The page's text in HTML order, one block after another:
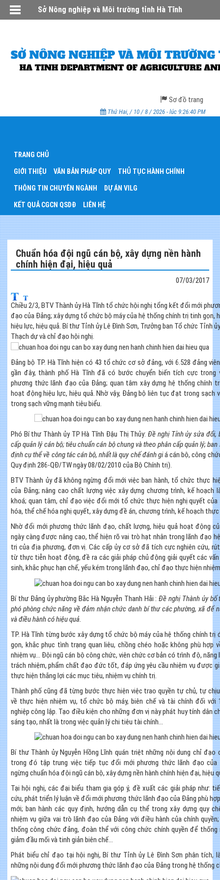
Sở Nông nghiệp và Môi trường tỉnh Hà Tĩnh
Sơ đồ trang
Thứ Hai, / 10 / 8 / 2026 - lúc 9:26:40 PM
TRANG CHỦ
GIỚI THIỆU VĂN BẢN PHÁP QUY THỦ TỤC HÀNH CHÍNH
THÔNG TIN CHUYÊN NGÀNH DỰ ÁN VILG
KẾT QUẢ CGCN QSDĐ LIÊN HỆ
Chuẩn hóa đội ngũ cán bộ, xây dựng nền hành
chính hiện đại, hiệu quả
07/03/2017
Chiều 2/3, BTV Thành ủy Hà Tĩnh tổ chức hội nghị tổng kết đổi mới
đạo của Đảng; xây dựng tổ chức bộ máy của hệ thống chính trị tinh gọn,
hiệu lực, hiệu quả. Bí thư Tỉnh ủy Lê Đình Sơn, Trưởng ban Tổ chức Tỉnh
Thạch dự và chỉ đạo hội nghị.
Đảng bộ TP. Hà Tĩnh hiện có 43 tổ chức cơ sở đảng, với 6.528 đảng
gần đây, thành phố Hà Tĩnh đã có bước chuyển biến tích cực trong
phương thức lãnh đạo của Đảng; quan tâm xây dựng hệ thống chính
hoạt động hiệu lực, hiệu quả. Nhờ vậy, Đảng bộ liên tục đạt trong sạch
trong sạch vững mạnh tiêu biểu.
Phó Bí thư Thành ủy TP Hà Tĩnh Đậu Thị Thủy:Đề nghị Tỉnh ủy sửa đổi,
cấp quản lý cán bộ; tiêu chuẩn cán bộ chung và theo phân cấp quản lý;
định cụ thể về công tác cán bộ, nhất là quy chế đánh giá cán bộ, công
Quy định 286-QĐ/TW ngày 08/02/2010 của Bộ Chính trị).
BTV Thành ủy đã không ngừng đổi mới việc ban hành, tổ chức thực
của Đảng; nâng cao chất lượng việc xây dựng chương trình, kế hoạch
khoá; quan tâm, chỉ đạo việc đổi mới tổ chức thực hiện nghị quyết của
hóa, thể chế hóa nghị quyết, xây dựng đề án, chương trình, kế hoạch
Nhờ đổi mới phương thức lãnh đạo, chất lượng, hiệu quả hoạt động
ngày càng được nâng cao, thể hiện rõ vai trò hạt nhân trong lãnh đạo
trị của địa phương, đơn vị. Các cấp ủy cơ sở đã tích cực nghiên cứu,
từ thực tiễn hoạt động, đề ra các giải pháp chủ động giải quyết các
sinh, khắc phục hạn chế, yếu kém trong lãnh đạo, chỉ đạo thực hiện
Bí thư Đảng ủy phường Bắc Hà Nguyễn Thanh Hải:Đề nghị Thành ủy bố
phó phòng chức năng về đảm nhận chức danh bí thư các phường, xã để
và điều hành có hiệu quả.
TP. Hà Tĩnh từng bước xây dựng tổ chức bộ máy của hệ thống chính trị
gọn, khắc phục tình trạng quan liêu, chồng chéo hoặc không phù hợp
nhiệm vụ… Đội ngũ cán bộ công chức, viên chức cơ bản có trình độ,
trách nhiệm, phẩm chất đạo đức tốt, đáp ứng yêu cầu nhiệm vụ được
thực hiện thắng lợi các mục tiêu, nhiệm vụ chính trị.
Thành phố cũng đã từng bước thực hiện việc trao quyền tự chủ, tự
về thực hiện nhiệm vụ, tổ chức bộ máy, biên chế và tài chính đối với
nghiệp công lập. Tạo điều kiện cho những đơn vị này phát huy tính dân
sáng tạo, nhất là trong việc quản lý chi tiêu tài chính...
Bí thư Thành ủy Nguyễn Hồng Lĩnh quán triệt những nội dung chỉ đạo
trong đó tập trung việc tiếp tục đổi mới phương thức lãnh đạo của
ngừng chuẩn hóa đội ngũ cán bộ, xây dựng nền hành chính hiện đại, hiệu
Tại hội nghị, các đại biểu tham gia góp ý, đề xuất các giải pháp như:
cứu, phát triển lý luận về đổi mới phương thức lãnh đạo của Đảng phù
mới; ban hành các quy định, hướng dẫn cụ thể trong xây dựng quy
nhiệm vụ giữa vai trò lãnh đạo của Đảng với điều hành của chính
thống công chức đảng, đoàn thể với công chức chính quyền để thống
giảm đầu mối và tinh giản biên chế...
Phát biểu chỉ đạo tại hội nghị, Bí thư Tỉnh ủy Lê Đình Sơn phân tích,
những nội dung đổi mới phương thức lãnh đạo của Đảng trong hệ thống